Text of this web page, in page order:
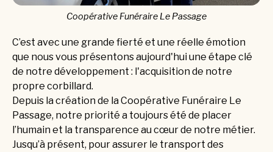
C’est avec une grande fierté et une réelle émotion
que nous vous présentons aujourd'hui une étape clé
de notre développement : l'acquisition de notre
propre corbillard.
Depuis la création de la Coopérative Funéraire Le
Passage, notre priorité a toujours été de placer
l’humain et la transparence au cœur de notre métier.
Jusqu’à présent, pour assurer le transport des
Coopérative Funéraire Le Passage